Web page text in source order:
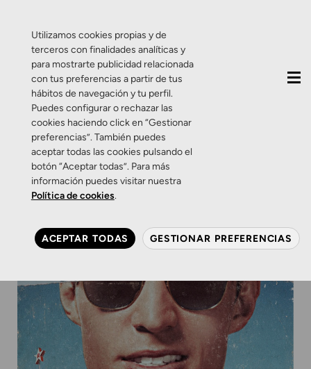
Utilizamos cookies propias y de
terceros con finalidades analíticas y
para mostrarte publicidad relacionada
con tus preferencias a partir de tus
hábitos de navegación y tu perfil.
Puedes configurar o rechazar las
cookies haciendo click en “Gestionar
preferencias”. También puedes
aceptar todas las cookies pulsando el
botón “Aceptar todas”. Para más
información puedes visitar nuestra
Política de cookies.
ACEPTAR TODAS GESTIONAR PREFERENCIAS